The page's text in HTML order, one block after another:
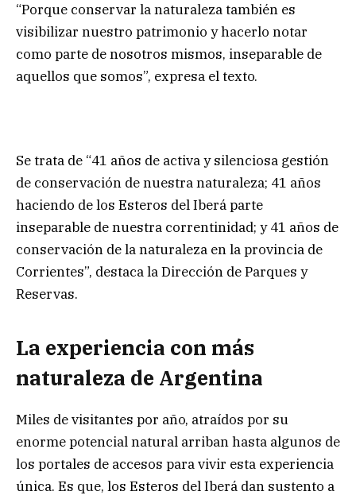
“Porque conservar la naturaleza también es
visibilizar nuestro patrimonio y hacerlo notar
como parte de nosotros mismos, inseparable de
aquellos que somos”, expresa el texto.
Se trata de “41 años de activa y silenciosa gestión
de conservación de nuestra naturaleza; 41 años
haciendo de los Esteros del Iberá parte
inseparable de nuestra correntinidad; y 41 años de
conservación de la naturaleza en la provincia de
Corrientes”, destaca la Dirección de Parques y
Reservas.
La experiencia con más
naturaleza de Argentina
Miles de visitantes por año, atraídos por su
enorme potencial natural arriban hasta algunos de
los portales de accesos para vivir esta experiencia
única. Es que, los Esteros del Iberá dan sustento a